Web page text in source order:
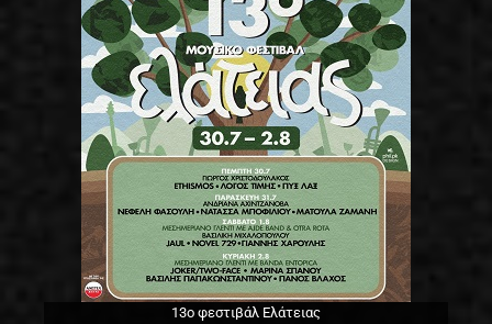
13o φεστιβάλ Ελάτειας